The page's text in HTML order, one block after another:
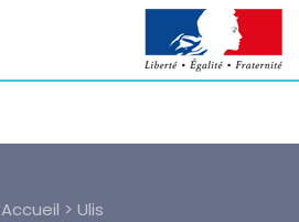
Accueil > Ulis